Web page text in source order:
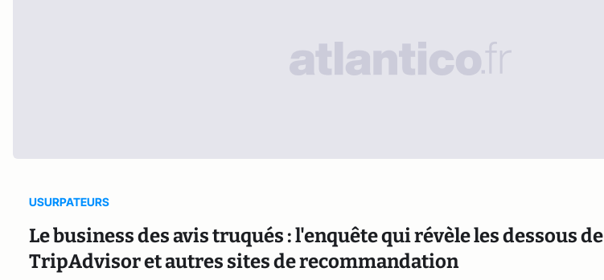
USURPATEURS
Le business des avis truqués : l'enquête qui révèle les dessous de
TripAdvisor et autres sites de recommandation